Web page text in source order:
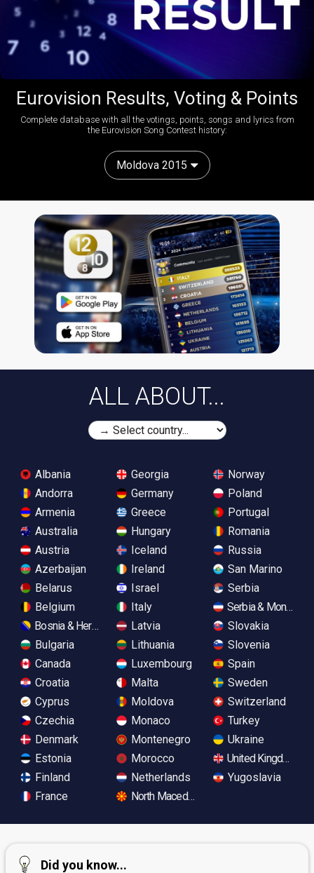
Eurovision Results, Voting & Points
Complete database with all the votings, points, songs and lyrics from
the Eurovision Song Contest history:
Moldova 2015
ALL ABOUT...
Albania
Andorra
Armenia
Australia
Austria
Azerbaijan
Belarus
Belgium
Bosnia & Herzegovina
Bulgaria
Canada
Croatia
Cyprus
Czechia
Denmark
Estonia
Finland
France
Georgia
Germany
Greece
Hungary
Iceland
Ireland
Israel
Italy
Latvia
Lithuania
Luxembourg
Malta
Moldova
Monaco
Montenegro
Morocco
Netherlands
North Macedonia
Norway
Poland
Portugal
Romania
Russia
San Marino
Serbia
Serbia &
Slovakia
Slovenia
Spain
Sweden
Switzerland
Turkey
Ukraine
United Kingdom
Yugoslavia
Did you know...